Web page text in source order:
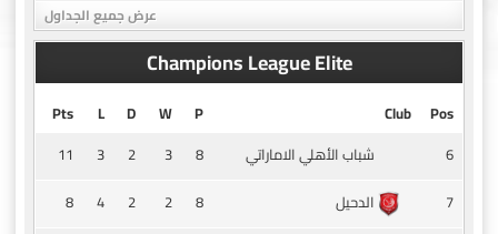
عرض جميع الجداول
Champions League Elite
Pos
Club
P
W
D
L
Pts
6
شباب الأهلي الاماراتي 8
3
2
3
11
7
الدحيل 8
2
2
4
8